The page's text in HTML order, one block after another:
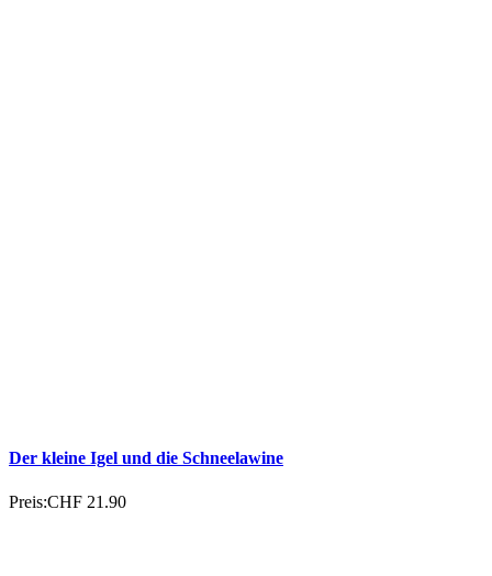
Der kleine Igel und die Schneelawine
Preis:CHF 21.90